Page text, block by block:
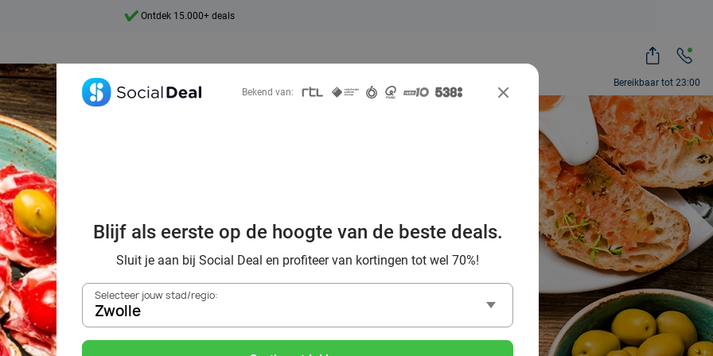
Bereikbaar tot 23:00
Ontdek 15.000+ deals
voordelig de beste
in Zwolle en
omgeving
Bekend van:
Blijf als eerste op de hoogte van de beste deals.
Sluit je aan bij Social Deal en profiteer van kortingen tot wel 70%!
Selecteer jouw stad/regio:
Zwolle